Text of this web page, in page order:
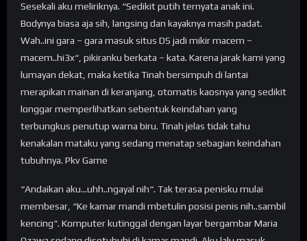
Sesekali aku meliriknya. “Sedikit putih ternyata anak ini.
Bodynya biasa aja sih, langsing dan kayaknya masih padat.
Wah..ini gara – gara masuk situs DS jadi mikir macem –
macem..hi3x“, pikiranku berkata – kata. Karena jarak kami yang
lumayan dekat, maka ketika Tinah bersimpuh di lantai
merapikan mainan di keranjang, otomatis kaosnya yang sedikit
longgar memperlihatkan sebentuk keindahan yang
terbungkus penutup warna biru. Tinah jelas tidak tahu
kenakalan mataku yang sedang menatap sebagian keindahan
tubuhnya. Pkv Game
“Andaikan aku…uhh..ngayal nih“. Tak terasa penisku mulai
membesar, “Ke kamar mandi mbetulin posisi penis nih..sambil
kencing“. Komputer kutinggal dengan layar bergambar Maria